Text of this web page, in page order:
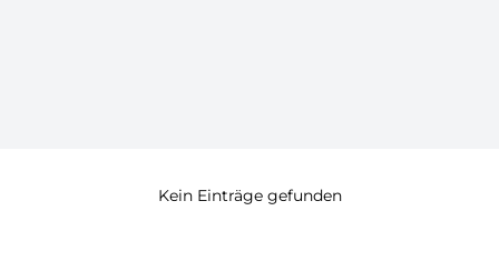
Kein Einträge gefunden